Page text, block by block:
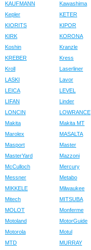
KAUFMANN
Kawashima
Kepler
KETER
KIORITS
KIPOR
KIRK
KORONA
Koshin
Kranzle
KREBER
Kress
Kroll
Laserliner
LASKI
Lavor
LEICA
LEVEL
LIFAN
Linder
LONCIN
LOWRANCE
Makita
Makita MT
Marolex
MASALTA
Masport
Master
MasterYard
Mazzoni
McCulloch
Mercury
Messner
Metabo
MIKKELE
Milwaukee
Mitech
MITSUBA
MOLOT
Monferme
Motoland
MotorGuide
Motorola
Motul
MTD
MURRAY